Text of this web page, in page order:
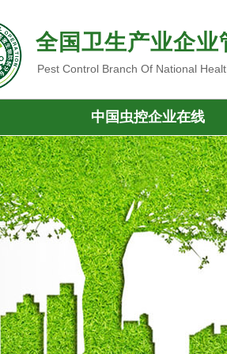
全国卫生产业企
Pest Control Branch Of National
中国虫控企业在线